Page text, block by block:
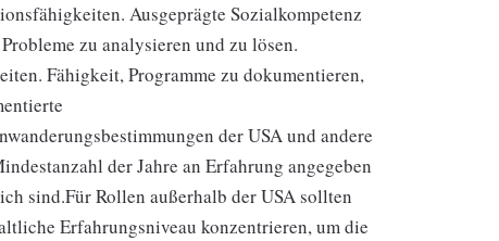
Ausgeprägte Sozialkompetenz
zu analysieren und zu lösen.
Fähigkeit, Programme zu dokumentieren,
der USA und andere
der Jahre an Erfahrung angegeben
sind.Für Rollen außerhalb der USA sollten
Erfahrungsniveau konzentrieren, um die